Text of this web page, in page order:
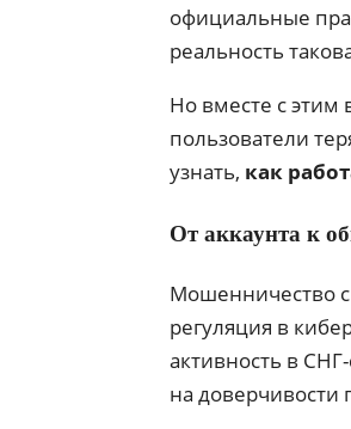
официальные
реальность
Но вместе с этим
пользователи
узнать, как
От аккаунта к
Мошенничество с
регуляция в
активность в
на доверчивости